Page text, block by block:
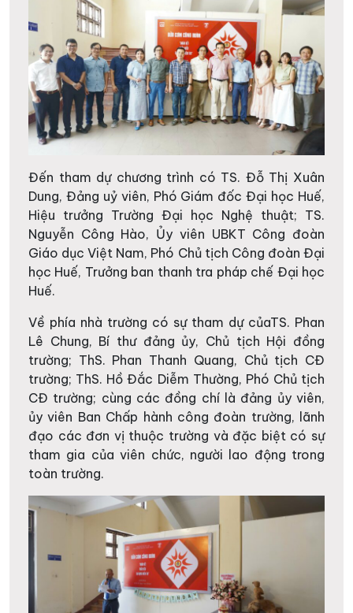
Đến tham dự chương trình có TS. Đỗ Thị Xuân
Dung, Đảng uỷ viên, Phó Giám đốc Đại học Huế,
Hiệu trưởng Trường Đại học Nghệ thuật; TS.
Nguyễn Công Hào, Ủy viên UBKT Công đoàn
Giáo dục Việt Nam, Phó Chủ tịch Công đoàn Đại
học Huế, Trưởng ban thanh tra pháp chế Đại học
Huế.
Về phía nhà trường có sự tham dự củaTS. Phan
Lê Chung, Bí thư đảng ủy, Chủ tịch Hội đồng
trường; ThS. Phan Thanh Quang, Chủ tịch CĐ
trường; ThS. Hồ Đắc Diễm Thường, Phó Chủ tịch
CĐ trường; cùng các đồng chí là đảng ủy viên,
ủy viên Ban Chấp hành công đoàn trường, lãnh
đạo các đơn vị thuộc trường và đặc biệt có sự
tham gia của viên chức, người lao động trong
toàn trường.